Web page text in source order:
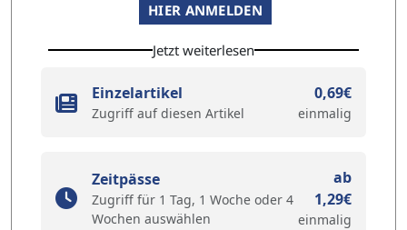
HIER ANMELDEN
Jetzt weiterlesen
Einzelartikel
Zugriff auf diesen Artikel
0,69€
einmalig
Zeitpässe
Zugriff für 1 Tag, 1 Woche oder 4
Wochen auswählen
ab
1,29€
einmalig